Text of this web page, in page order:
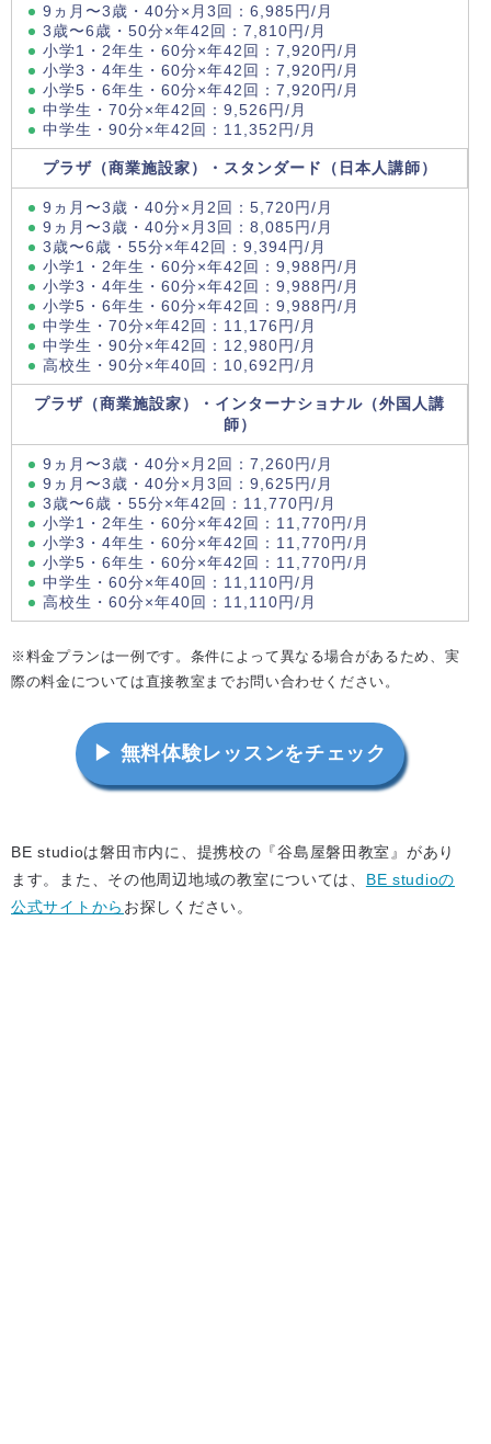
9ヵ月〜3歳・40分×月3回：6,985円/月
3歳〜6歳・50分×年42回：7,810円/月
小学1・2年生・60分×年42回：7,920円/月
小学3・4年生・60分×年42回：7,920円/月
小学5・6年生・60分×年42回：7,920円/月
中学生・70分×年42回：9,526円/月
中学生・90分×年42回：11,352円/月
プラザ（商業施設家）・スタンダード（日本人講師）
9ヵ月〜3歳・40分×月2回：5,720円/月
9ヵ月〜3歳・40分×月3回：8,085円/月
3歳〜6歳・55分×年42回：9,394円/月
小学1・2年生・60分×年42回：9,988円/月
小学3・4年生・60分×年42回：9,988円/月
小学5・6年生・60分×年42回：9,988円/月
中学生・70分×年42回：11,176円/月
中学生・90分×年42回：12,980円/月
高校生・90分×年40回：10,692円/月
プラザ（商業施設家）・インターナショナル（外国人講
師）
9ヵ月〜3歳・40分×月2回：7,260円/月
9ヵ月〜3歳・40分×月3回：9,625円/月
3歳〜6歳・55分×年42回：11,770円/月
小学1・2年生・60分×年42回：11,770円/月
小学3・4年生・60分×年42回：11,770円/月
小学5・6年生・60分×年42回：11,770円/月
中学生・60分×年40回：11,110円/月
高校生・60分×年40回：11,110円/月
※料金プランは一例です。条件によって異なる場合があるため、実
際の料金については直接教室までお問い合わせください。
▶ 無料体験レッスンをチェック
BE studioは磐田市内に、提携校の『谷島屋磐田教室』があり
ます。また、その他周辺地域の教室については、 BE studioの
公式サイトから お探しください。